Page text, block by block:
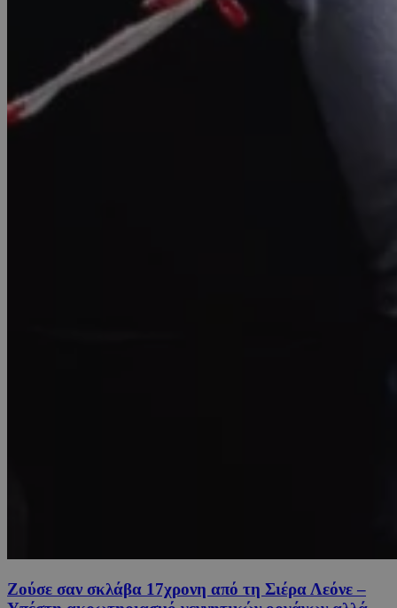
Ζούσε σαν σκλάβα 17χρονη από τη Σιέρα Λεόνε –